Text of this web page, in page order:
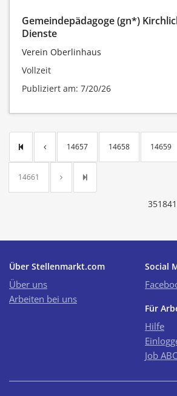
Gemeindepädagoge (gn*)
Dienste
Verein Oberlinhaus
Vollzeit
Publiziert am: 7/20/26
14657 14658 14659
14661
Über Stellenmarkt.com
Über uns
Arbeiten bei uns
Social
Für
Hilfe
Job ABC